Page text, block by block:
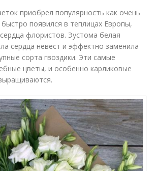
приобрел популярность как очень
появился в теплицах Европы,
флористов. Эустома белая
сердца невест и эффектно заменила
сорта гвоздики. Эти самые
цветы, и особенно карликовые